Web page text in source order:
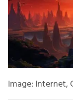
Image: Internet,